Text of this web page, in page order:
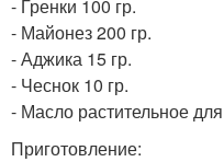
- Гренки 100 гр.
- Майонез 200 гр.
- Аджика 15 гр.
- Чеснок 10 гр.
- Масло растительное
Приготовление: